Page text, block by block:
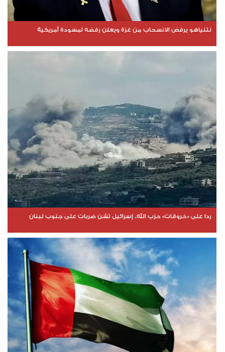
نتنياهو يرفض الانسحاب من غزة ويعلن رفضه لمسودة أمريكية
ردا على «خروقات» حزب الله.. إسرائيل تشن ضربات على جنوب لبنان